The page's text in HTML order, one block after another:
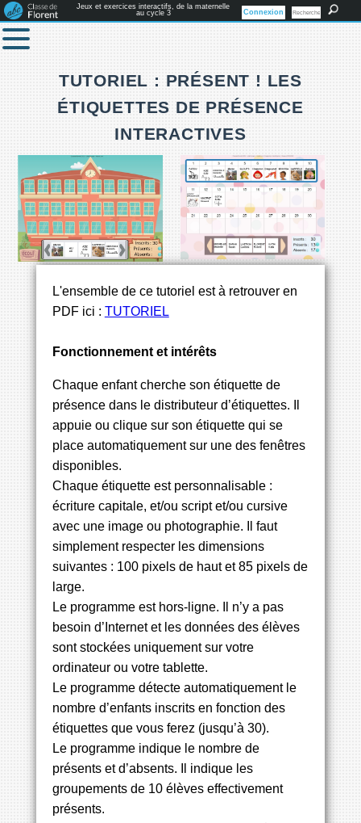
Jeux et exercices interactifs, de la maternelle
au cycle 3
Connexion
TUTORIEL : PRÉSENT ! LES
ÉTIQUETTES DE PRÉSENCE
INTERACTIVES
L'ensemble de ce tutoriel est à retrouver en
PDF ici : TUTORIEL
Fonctionnement et intérêts
Chaque enfant cherche son étiquette de
présence dans le distributeur d’étiquettes. Il
appuie ou clique sur son étiquette qui se
place automatiquement sur une des fenêtres
disponibles.
Chaque étiquette est personnalisable :
écriture capitale, et/ou script et/ou cursive
avec une image ou photographie. Il faut
simplement respecter les dimensions
suivantes : 100 pixels de haut et 85 pixels de
large.
Le programme est hors-ligne. Il n’y a pas
besoin d’Internet et les données des élèves
sont stockées uniquement sur votre
ordinateur ou votre tablette.
Le programme détecte automatiquement le
nombre d’enfants inscrits en fonction des
étiquettes que vous ferez (jusqu’à 30).
Le programme indique le nombre de
présents et d’absents. Il indique les
groupements de 10 élèves effectivement
présents.